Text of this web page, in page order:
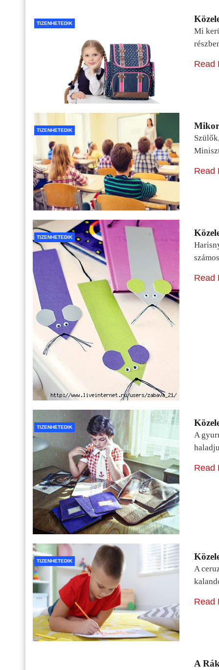
TIZENHETEDIK
Mi
Read
TIZENHETEDIK Mikor
Read
TIZENHETEDIK
Read
TIZENHETEDIK
A
Read
TIZENHETEDIK
A
Read
A